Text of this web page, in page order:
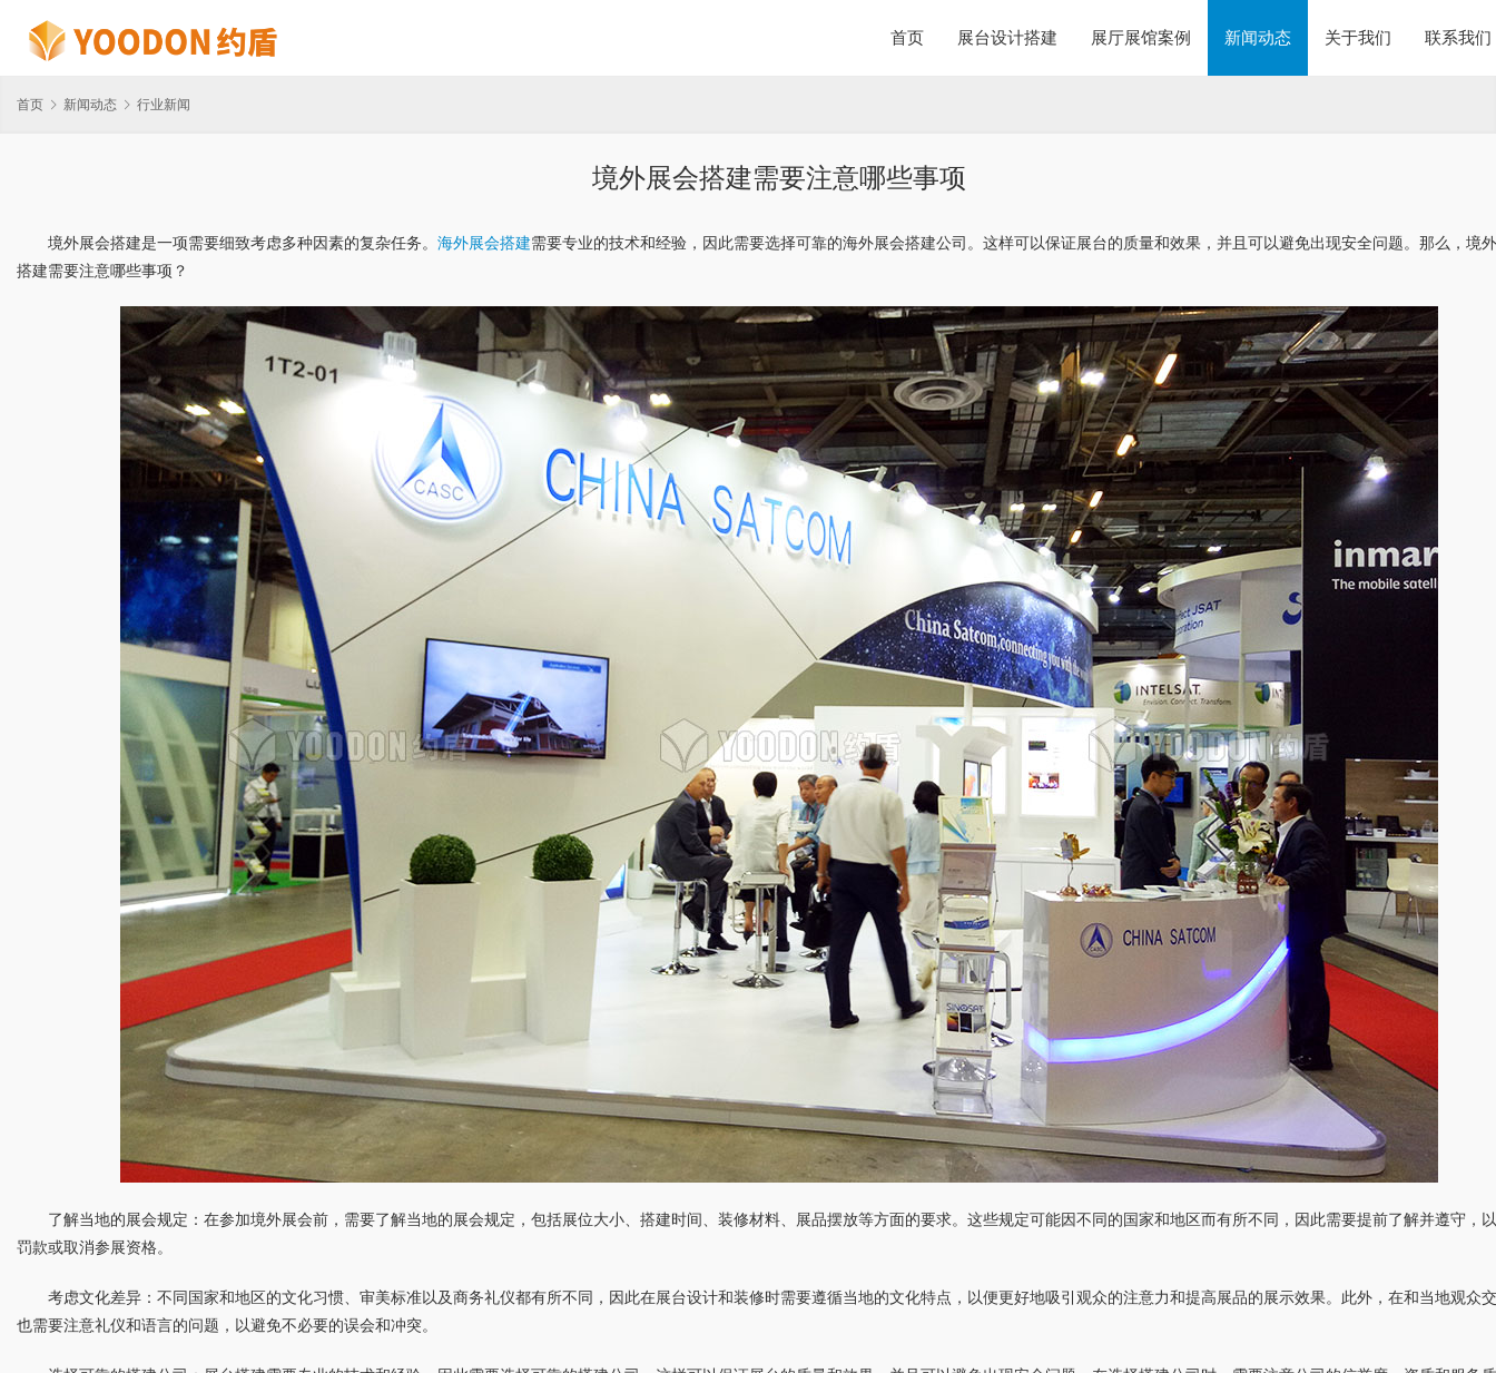
首页 展台设计搭建 展厅展馆案例 新闻动态 关于我们 联系我们
首页 新闻动态 行业新闻
境外展会搭建需要注意哪些事项
境外展会搭建是一项需要细致考虑多种因素的复杂任务。 海外展会搭建需要专业的技术和经验，因此需要选择可靠的海外展会搭建公司。这样可以保证展台的质量和效果，并且可以避免出现安全问题。那么，境
搭建需要注意哪些事项？
了解当地的展会规定：在参加境外展会前，需要了解当地的展会规定，包括展位大小、搭建时间、装修材料、展品摆放等方面的要求。这些规定可能因不同的国家和地区而有所不同，因此需要提前了解并遵守，
罚款或取消参展资格。
考虑文化差异：不同国家和地区的文化习惯、审美标准以及商务礼仪都有所不同，因此在展台设计和装修时需要遵循当地的文化特点，以便更好地吸引观众的注意力和提高展品的展示效果。此外，在和当地观众
也需要注意礼仪和语言的问题，以避免不必要的误会和冲突。